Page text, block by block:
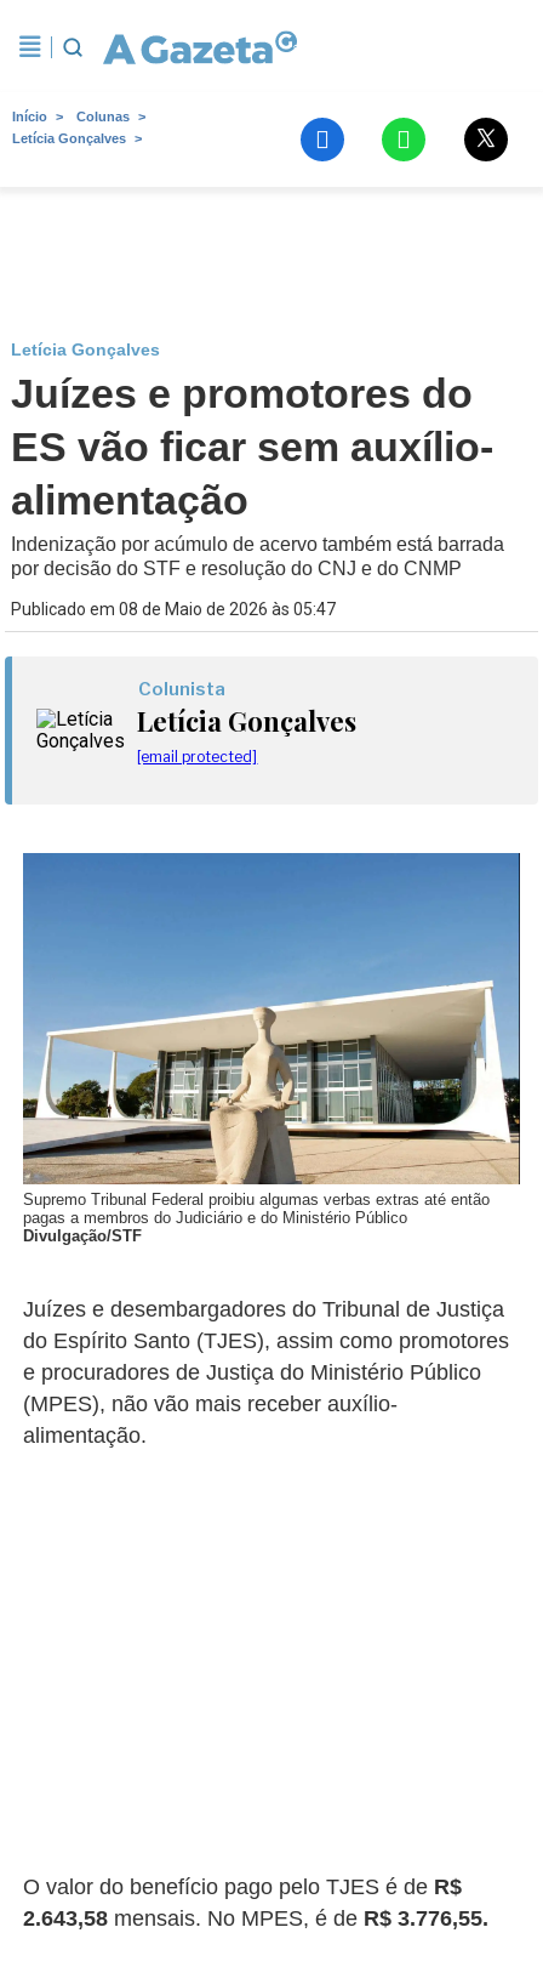
Início
Colunas
Letícia Gonçalves
Letícia Gonçalves
Juízes e promotores do
ES vão ficar sem auxílio-
alimentação
Indenização por acúmulo de acervo também está barrada
por decisão do STF e resolução do CNJ e do CNMP
Publicado em 08 de Maio de 2026 às 05:47
Colunista
Letícia Gonçalves
[email protected]
Supremo Tribunal Federal proibiu algumas verbas extras até então
pagas a membros do Judiciário e do Ministério Público
Divulgação/STF
Juízes e desembargadores do Tribunal de Justiça
do Espírito Santo (TJES), assim como promotores
e procuradores de Justiça do Ministério Público
(MPES), não vão mais receber auxílio-
alimentação.
O valor do benefício pago pelo TJES é de R$
2.643,58 mensais. No MPES, é de R$ 3.776,55.